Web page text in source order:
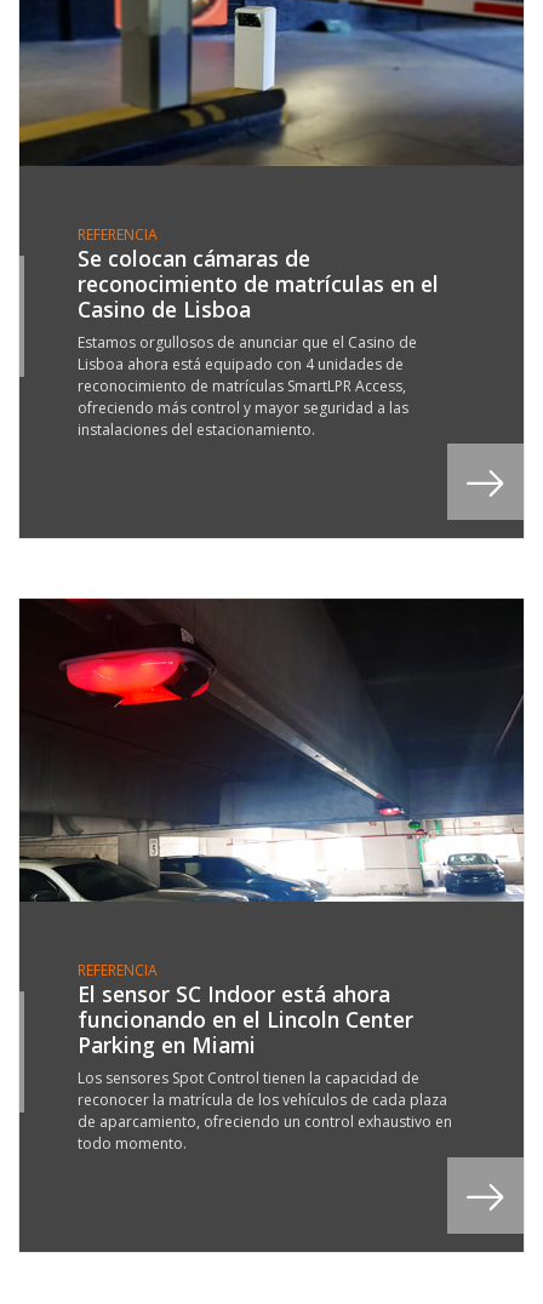
REFERENCIA
Se colocan cámaras de
reconocimiento de matrículas en el
Casino de Lisboa
Estamos orgullosos de anunciar que el Casino de
Lisboa ahora está equipado con 4 unidades de
reconocimiento de matrículas SmartLPR Access,
ofreciendo más control y mayor seguridad a las
instalaciones del estacionamiento.
REFERENCIA
El sensor SC Indoor está ahora
funcionando en el Lincoln Center
Parking en Miami
Los sensores Spot Control tienen la capacidad de
reconocer la matrícula de los vehículos de cada plaza
de aparcamiento, ofreciendo un control exhaustivo en
todo momento.